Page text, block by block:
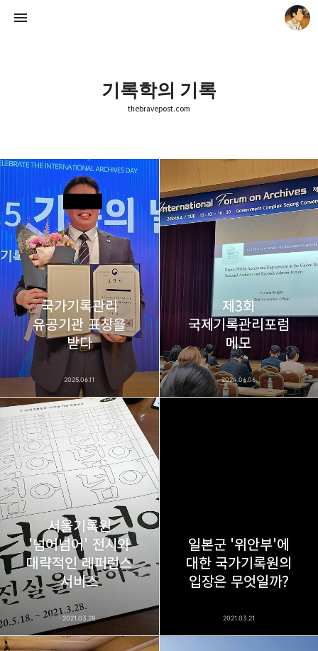
기록학의 기록
thebravepost.com
국가기록관리
유공기관 표창을
받다
2025.06.11
제3회
국제기록관리포럼
메모
2024.06.06
서울기록원
'넘어넘어' 전시와
대략적인 레퍼런스
서비스
2021.03.28
일본군 '위안부'에
대한 국가기록원의
입장은 무엇일까?
2021.03.21
thebravepost.com
안난98